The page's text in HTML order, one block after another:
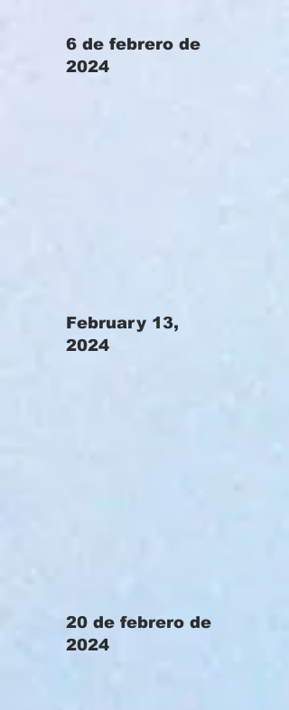
6 de febrero de
2024
February 13,
2024
20 de febrero de
2024